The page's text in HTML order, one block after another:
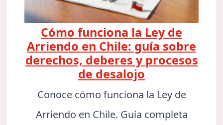
Cómo funciona la Ley de
Arriendo en Chile: guía sobre
derechos, deberes y procesos
de desalojo
Conoce cómo funciona la Ley de
Arriendo en Chile. Guía completa